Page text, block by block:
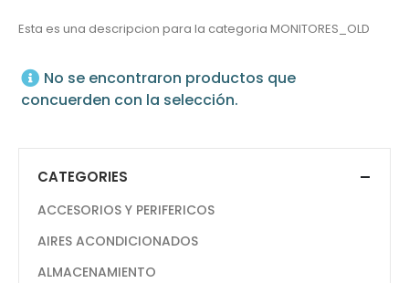
Esta es una descripcion para la categoria MONITORES_OLD
No se encontraron productos que
concuerden con la selección.
CATEGORIES
ACCESORIOS Y PERIFERICOS
AIRES ACONDICIONADOS
ALMACENAMIENTO